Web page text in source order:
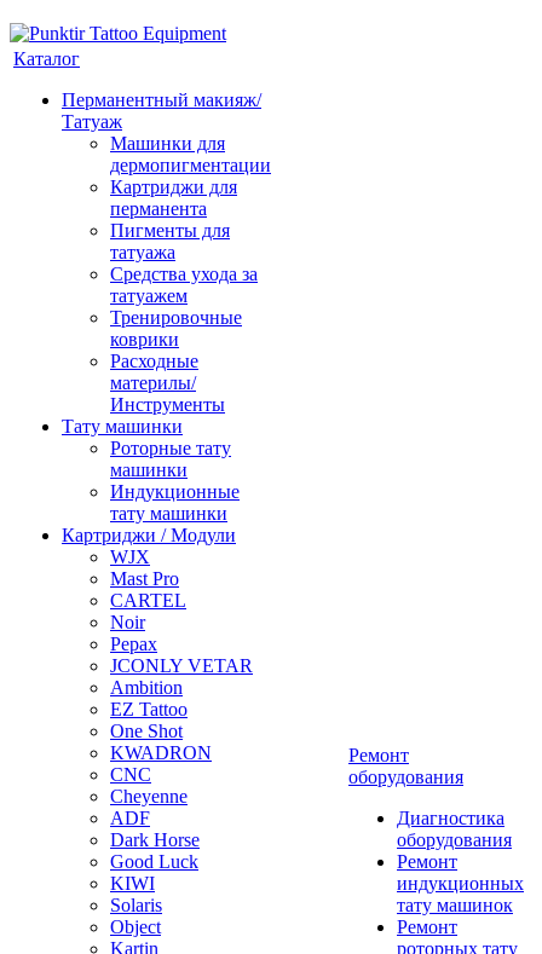
Каталог
Перманентный макияж/
Татуаж
Машинки для
дермопигментации
Картриджи для
перманента
Пигменты для
татуажа
Средства ухода за
татуажем
Тренировочные
коврики
Расходные
материлы/
Инструменты
Тату машинки
Роторные тату
машинки
Индукционные
тату машинки
Картриджи / Модули
WJX
Mast Pro
CARTEL
Noir
Pepax
JCONLY VETAR
Ambition
EZ Tattoo
One Shot
KWADRON
CNC
Cheyenne
ADF
Dark Horse
Good Luck
KIWI
Solaris
Object
Kartin
Ремонт
оборудования
Диагностика
оборудования
Ремонт
индукционных
тату машинок
Ремонт
роторных тату